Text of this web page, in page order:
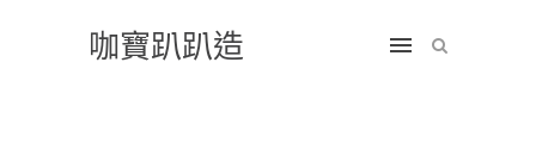
咖寶趴趴造